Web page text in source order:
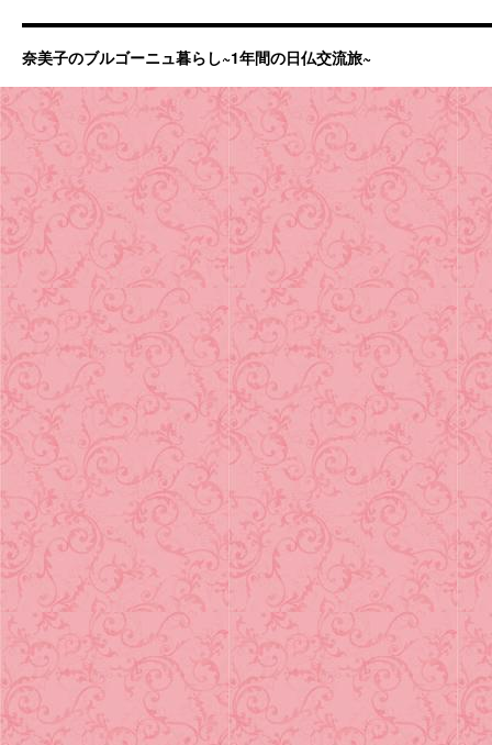
奈美子のブルゴーニュ暮らし~1年間の日仏交流旅~